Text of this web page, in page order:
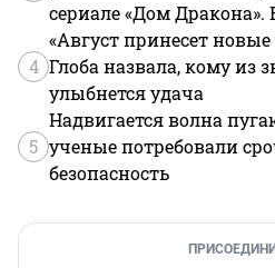
сериале «Дом Дракона».
4
«Август принесет
Глоба назвала, кому из
улыбнется удача
5
Надвигается волна
ученые потребовали
безопасность